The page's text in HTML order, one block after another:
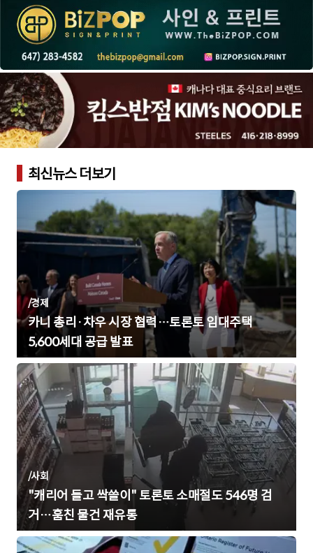
최신뉴스 더보기
/경제
카니 총리·차우 시장 협력…토론토 임대주택
5,600세대 공급 발표
/사회
"캐리어 들고 싹쓸이" 토론토 소매절도 546명 검
거…훔친 물건 재유통